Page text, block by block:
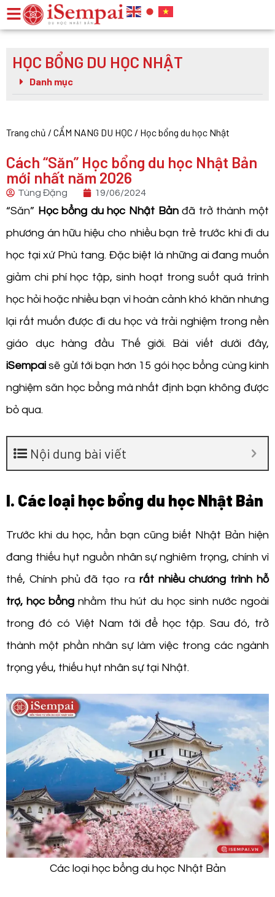
HỌC BỔNG DU HỌC NHẬT
Danh mục
Trang chủ / CẨM NANG DU HỌC / Học bổng du học Nhật
Cách “Săn” Học bổng du học Nhật Bản
mới nhất năm 2026
Tùng Đặng 19/06/2024
“Săn” Học bổng du học Nhật Bảnđã trở thành một
phương án hữu hiệu cho nhiều bạn trẻ trước khi đi du
học tại xứ Phù tang. Đặc biệt là những ai đang muốn
giảm chi phí học tập, sinh hoạt trong suốt quá trình
học hỏi hoặc nhiều bạn vì hoàn cảnh khó khăn nhưng
lại rất muốn được đi du học và trải nghiệm trong nền
giáo dục hàng đầu Thế giới. Bài viết dưới đây,
iSempai sẽ gửi tới bạn hơn 15 gói học bổng cùng kinh
nghiệm săn học bổng mà nhất định bạn không được
bỏ qua.
Nội dung bài viết
I. Các loại học bổng du học Nhật Bản
Trước khi du học, hẳn bạn cũng biết Nhật Bản hiện
đang thiếu hụt nguồn nhân sự nghiêm trọng, chính vì
thế, Chính phủ đã tạo ra rất nhiều chương trình hỗ
trợ, học bổng nhằm thu hút du học sinh nước ngoài
trong đó có Việt Nam tới để học tập. Sau đó, trở
thành một phần nhân sự làm việc trong các ngành
trọng yếu, thiếu hụt nhân sự tại Nhật.
Các loại học bổng du học Nhật Bản